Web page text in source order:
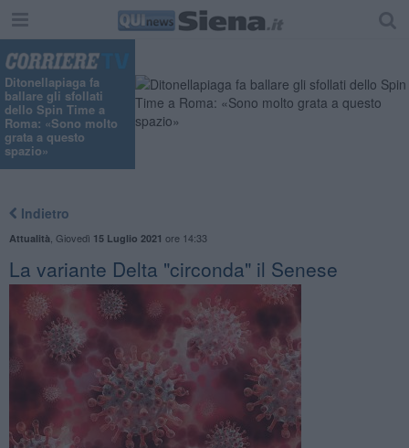
Ditonellapiaga fa
ballare gli sfollati
dello Spin Time a
Roma: «Sono molto
grata a questo
spazio»
Indietro
Attualità Giovedì 15 Luglio 2021 ore 14:33
La variante Delta "circonda" il Senese